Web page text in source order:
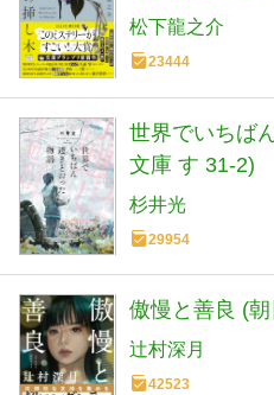
松下龍之介
23444
世界でいちば
文庫 す 31-2)
杉井光
29954
傲慢と善良 (
辻村深月
42523